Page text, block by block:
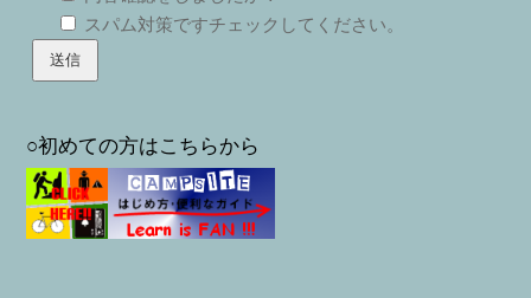
スパム対策ですチェックしてください。
○初めての方はこちらから